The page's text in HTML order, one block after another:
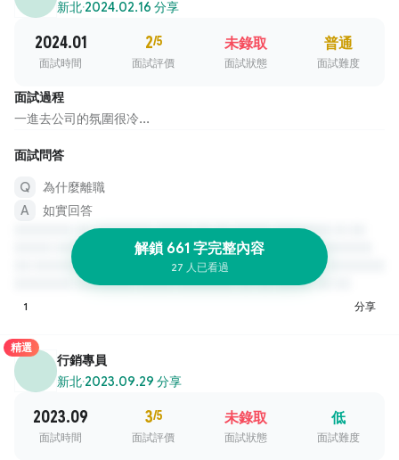
新北·2024.02.16 分享
2024.01
面試時間
2/5
面試評價
未錄取
面試狀態
普通
面試難度
面試過程
一進去公司的氛圍很冷...
面試問答
為什麼離職
如實回答
解鎖 661 字完整內容
27 人已看過
1 分享
精選
行銷專員
新北·2023.09.29 分享
2023.09
面試時間
3/5
面試評價
未錄取
面試狀態
低
面試難度